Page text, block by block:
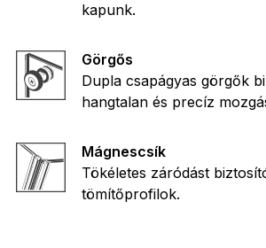
kapunk.
Görgős
Dupla csapágyas görgők
hangtalan és precíz
Mágnescsík
Tökéletes záródást
tömítőprofilok.